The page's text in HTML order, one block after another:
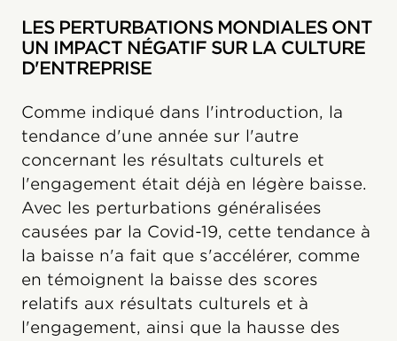
LES PERTURBATIONS MONDIALES ONT
UN IMPACT NÉGATIF SUR LA CULTURE
D'ENTREPRISE
Comme indiqué dans l'introduction, la
tendance d'une année sur l'autre
concernant les résultats culturels et
l'engagement était déjà en légère baisse.
Avec les perturbations généralisées
causées par la Covid-19, cette tendance à
la baisse n'a fait que s'accélérer, comme
en témoignent la baisse des scores
relatifs aux résultats culturels et à
l'engagement, ainsi que la hausse des